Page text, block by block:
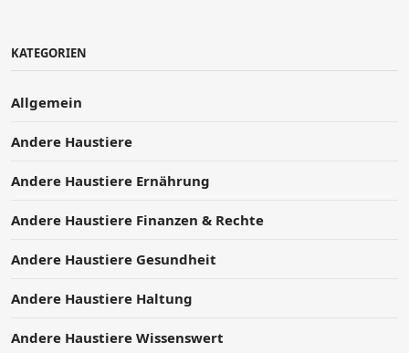
KATEGORIEN
Allgemein
Andere Haustiere
Andere Haustiere Ernährung
Andere Haustiere Finanzen & Rechte
Andere Haustiere Gesundheit
Andere Haustiere Haltung
Andere Haustiere Wissenswert